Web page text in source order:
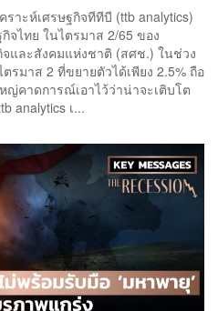
าะห์เศรษฐกิจทีทีบี (ttb analytics)
จไทย ในไตรมาส 2/65 ของ
และสังคมแห่งชาติ (สศช.) ในช่วง
รมาส 2 ที่ขยายตัวได้เพียง 2.5% ถือ
คาดการณ์เอาไว้ว่าน่าจะเติบโต
analytics เ...